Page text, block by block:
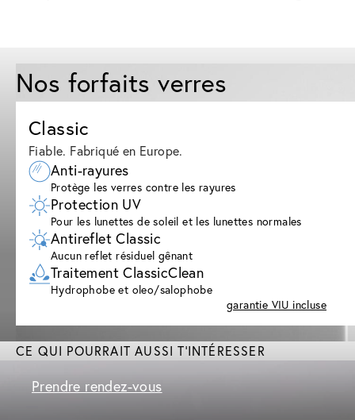
Nos forfaits verres
Classic
Fiable. Fabriqué en Europe.
Anti-rayures
Protège les verres contre les rayures
Protection UV
Pour les lunettes de soleil et les lunettes normales
Antireflet Classic
Aucun reflet résiduel gênant
Traitement ClassicClean
Hydrophobe et oleo/salophobe
garantie VIU incluse
CE QUI POURRAIT AUSSI T'INTÉRESSER
Prendre rendez-vous